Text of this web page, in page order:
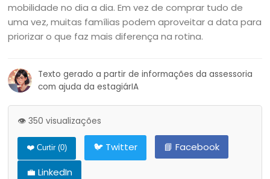
mobilidade no dia a dia. Em vez de comprar tudo de
uma vez, muitas famílias podem aproveitar a data para
priorizar o que faz mais diferença na rotina.
Texto gerado a partir de informações da assessoria
com ajuda da estagiárIA
👁️ 350 visualizações
❤️ Curtir (0) 🐦 Twitter
📘 Facebook
💼 LinkedIn